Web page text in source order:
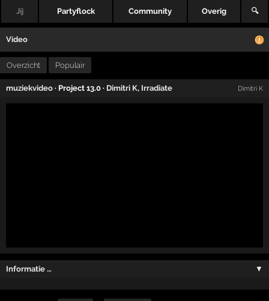
Jij Partyflock Community Overig 🔍
Video
Overzicht Populair
muziekvideo · Project 13.0 · Dimitri K, Irradiate Dimitri K
Informatie … ▼